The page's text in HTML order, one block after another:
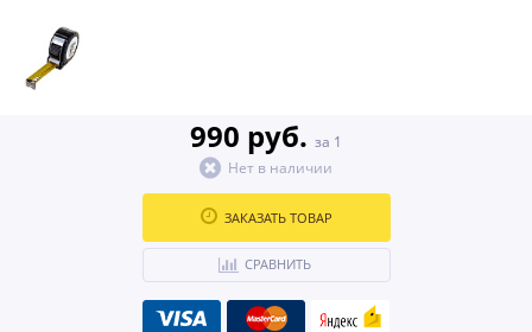
990 руб. за 1
Нет в наличии
ЗАКАЗАТЬ ТОВАР
СРАВНИТЬ